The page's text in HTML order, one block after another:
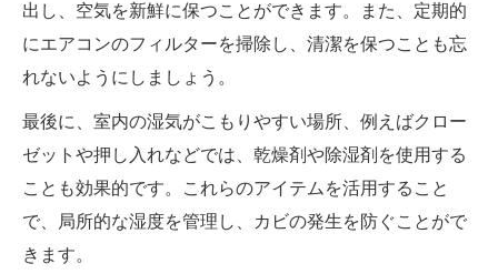
出し、空気を新鮮に保つことができます。また、定期的
にエアコンのフィルターを掃除し、清潔を保つことも忘
れないようにしましょう。
最後に、室内の湿気がこもりやすい場所、例えばクロー
ゼットや押し入れなどでは、乾燥剤や除湿剤を使用する
ことも効果的です。これらのアイテムを活用すること
で、局所的な湿度を管理し、カビの発生を防ぐことがで
きます。